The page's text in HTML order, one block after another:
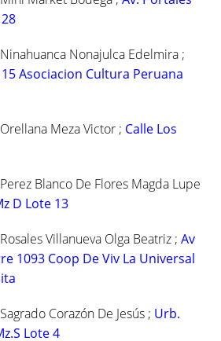
Nonajulca Edelmira ;
Asociacion Cultura Peruana
Meza Victor ; Calle Los
Blanco De Flores Magda Lupe
D Lote 13
Villanueva Olga Beatriz ;Av
1093 Coop De Viv La Universal
Corazón De Jesús ; Urb.
Lote 4